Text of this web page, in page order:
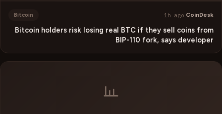
CoinDesk
·
1h ago
Bitcoin
Bitcoin holders risk losing real BTC if they sell coins from
BIP-110 fork, says developer